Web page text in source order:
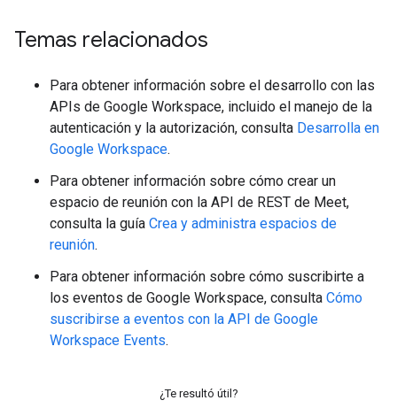
Temas relacionados
Para obtener información sobre el desarrollo con las
APIs de Google Workspace, incluido el manejo de la
autenticación y la autorización, consulta Desarrolla en
Google Workspace.
Para obtener información sobre cómo crear un
espacio de reunión con la API de REST de Meet,
consulta la guía Crea y administra espacios de
reunión.
Para obtener información sobre cómo suscribirte a
los eventos de Google Workspace, consulta Cómo
suscribirse a eventos con la API de Google
Workspace Events.
¿Te resultó útil?